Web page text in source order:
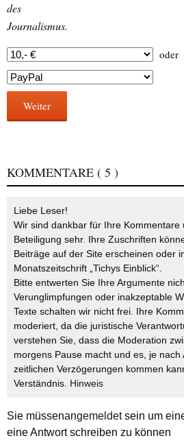
des
Journalismus.
oder
Weiter
KOMMENTARE ( 5 )
Liebe Leser!
Wir sind dankbar für Ihre Kommentare
Beteiligung sehr. Ihre Zuschriften
Beiträge auf der Site erscheinen oder
Monatszeitschrift „Tichys Einblick“.
Bitte entwerten Sie Ihre Argumente
Verunglimpfungen oder inakzeptable
Texte schalten wir nicht frei. Ihre
moderiert, da die juristische
verstehen Sie, dass die Moderation
morgens Pause macht und es, je nach
zeitlichen Verzögerungen kommen
Verständnis. Hinweis
Sie müssenangemeldetsein um
eine Antwort schreiben zu können